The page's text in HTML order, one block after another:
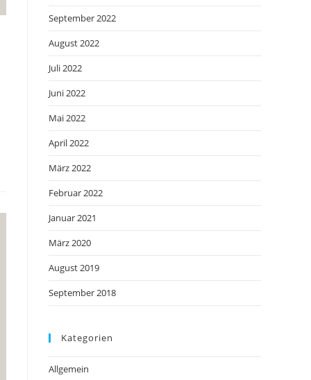
September 2022
August 2022
Juli 2022
Juni 2022
Mai 2022
April 2022
März 2022
Februar 2022
Januar 2021
März 2020
August 2019
September 2018
Kategorien
Allgemein